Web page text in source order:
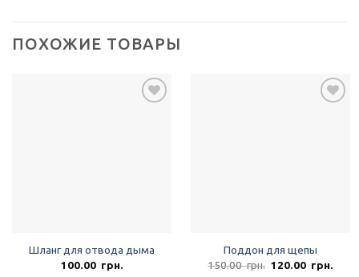
ПОХОЖИЕ ТОВАРЫ
Шланг для отвода дыма
100.00 грн.
Поддон для щепы
150.00грн. Первоначальная
120.00 грн.